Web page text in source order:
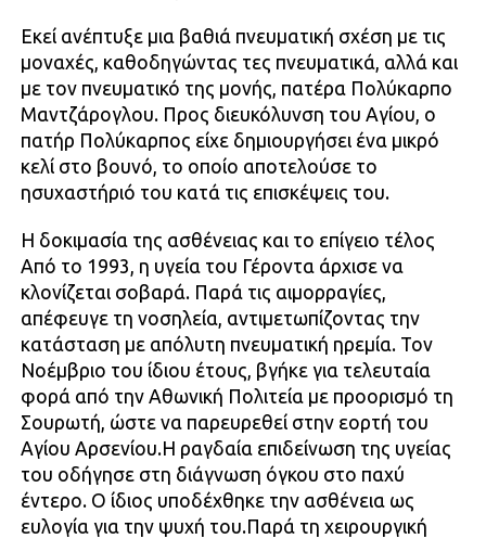
Εκεί ανέπτυξε μια βαθιά πνευματική σχέση με τις
μοναχές, καθοδηγώντας τες πνευματικά, αλλά και
με τον πνευματικό της μονής, πατέρα Πολύκαρπο
Μαντζάρογλου. Προς διευκόλυνση του Αγίου, ο
πατήρ Πολύκαρπος είχε δημιουργήσει ένα μικρό
κελί στο βουνό, το οποίο αποτελούσε το
ησυχαστήριό του κατά τις επισκέψεις του.
Η δοκιμασία της ασθένειας και το επίγειο τέλος
Από το 1993, η υγεία του Γέροντα άρχισε να
κλονίζεται σοβαρά. Παρά τις αιμορραγίες,
απέφευγε τη νοσηλεία, αντιμετωπίζοντας την
κατάσταση με απόλυτη πνευματική ηρεμία. Τον
Νοέμβριο του ίδιου έτους, βγήκε για τελευταία
φορά από την Αθωνική Πολιτεία με προορισμό τη
Σουρωτή, ώστε να παρευρεθεί στην εορτή του
Αγίου Αρσενίου.Η ραγδαία επιδείνωση της υγείας
του οδήγησε στη διάγνωση όγκου στο παχύ
έντερο. Ο ίδιος υποδέχθηκε την ασθένεια ως
ευλογία για την ψυχή του.Παρά τη χειρουργική